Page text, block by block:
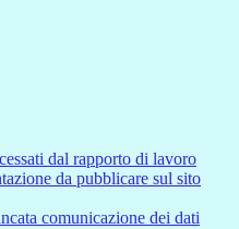
dal rapporto di lavoro
da pubblicare sul sito
comunicazione dei dati